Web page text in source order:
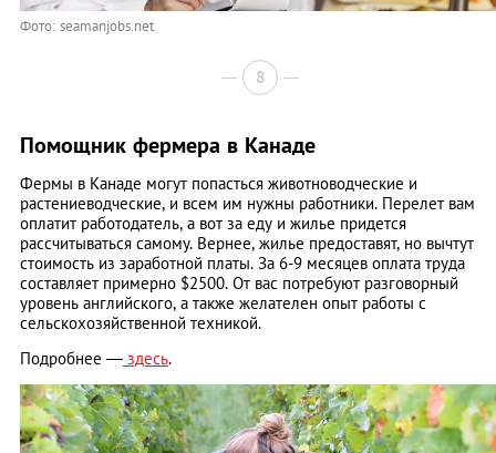
Фото: seamanjobs.net
8
Помощник фермера в Канаде
Фермы в Канаде могут попасться животноводческие и
растениеводческие, и всем им нужны работники. Перелет вам
оплатит работодатель, а вот за еду и жилье придется
рассчитываться самому. Вернее, жилье предоставят, но вычтут
стоимость из заработной платы. За 6-9 месяцев оплата труда
составляет примерно $2500. От вас потребуют разговорный
уровень английского, а также желателен опыт работы с
сельскохозяйственной техникой.
Подробнее — здесь.